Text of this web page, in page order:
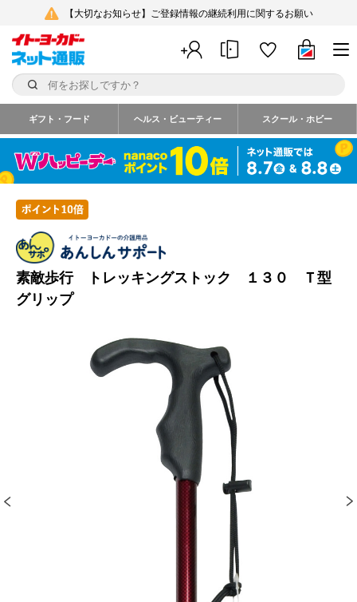
【大切なお知らせ】ご登録情報の継続利用に関するお願い
ギフト・フード ヘルス・ビューティー スクール・ホビー
素敵歩行 トレッキングストック １３０ Ｔ型
グリップ